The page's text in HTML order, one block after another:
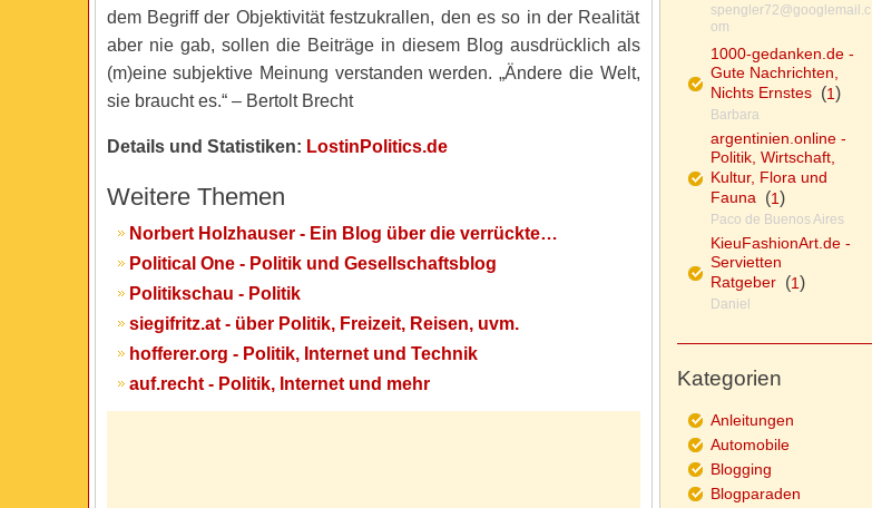
dem Begriff der Objektivität festzukrallen, den es so in der Realität
aber nie gab, sollen die Beiträge in diesem Blog ausdrücklich als
(m)eine subjektive Meinung verstanden werden. „Ändere die Welt,
sie braucht es.“ – Bertolt Brecht
Details und Statistiken: LostinPolitics.de
Weitere Themen
Norbert Holzhauser - Ein Blog über die verrückte…
Political One - Politik und Gesellschaftsblog
Politikschau - Politik
siegifritz.at - über Politik, Freizeit, Reisen, uvm.
hofferer.org - Politik, Internet und Technik
auf.recht - Politik, Internet und mehr
spengler72@googlemail.c
om
1000-gedanken.de -
Gute Nachrichten,
Nichts Ernstes(1)
Barbara
argentinien.online -
Politik, Wirtschaft,
Kultur, Flora und
Fauna(1)
Paco de Buenos Aires
KieuFashionArt.de -
Servietten
Ratgeber(1)
Daniel
Kategorien
Anleitungen
Automobile
Blogging
Blogparaden